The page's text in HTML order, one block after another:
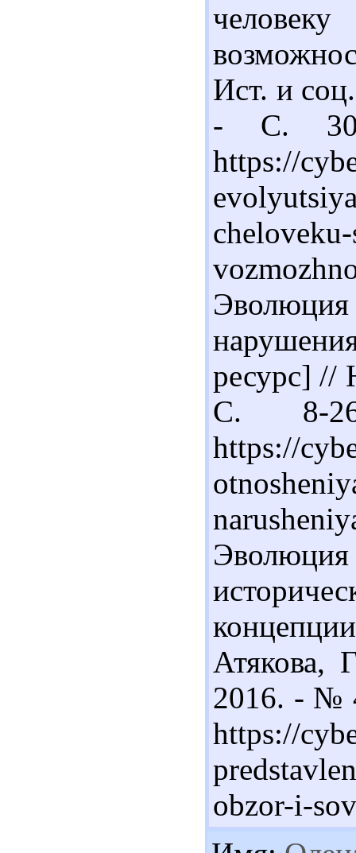
Ист. и
- С.
https://
Эволюция
ресурс] //
С. 8-
https://
Эволюция
Атякова,
2016. - №
https://
obzor-i-